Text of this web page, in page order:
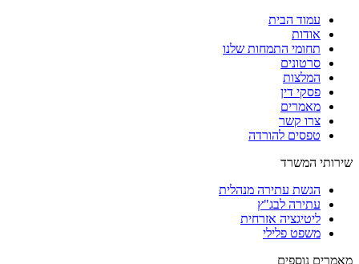
עמוד הבית
אודות
תחומי התמחות שלנו
סרטונים
המלצות
פסקי דין
מאמרים
צרו קשר
טפסים להורדה
שירותי המשרד
הגשת עתירה מנהלית
עתירה לבג"ץ
ליטיגציה אזרחית
משפט פלילי
מאמרים נוספים